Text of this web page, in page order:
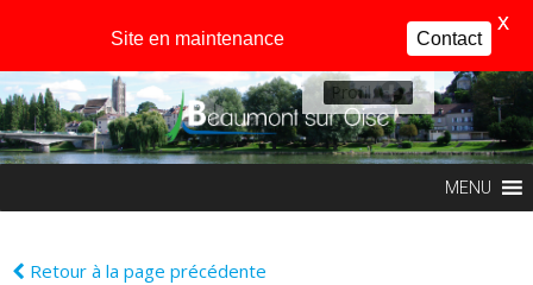
Profil
MENU
Retour à la page précédente
Site en maintenance Contact
X